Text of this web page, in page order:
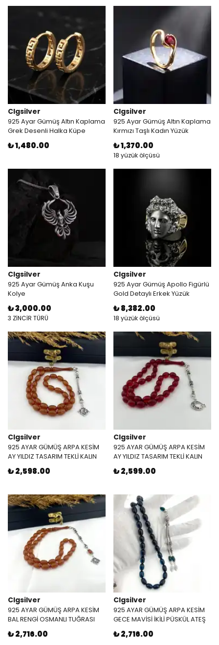
Clgsilver
925 Ayar Gümüş Altın Kaplama
Grek Desenli Halka Küpe
₺ 1,480.00
Clgsilver
925 Ayar Gümüş Altın Kaplama
Kırmızı Taşlı Kadın Yüzük
₺ 1,370.00
18 yüzük ölçüsü
Clgsilver
925 Ayar Gümüş Anka Kuşu
Kolye
₺ 3,000.00
3 ZİNCİR TÜRÜ
Clgsilver
925 Ayar Gümüş Apollo Figürlü
Gold Detaylı Erkek Yüzük
₺ 8,382.00
18 yüzük ölçüsü
Clgsilver
925 AYAR GÜMÜŞ ARPA KESİM
AY YILDIZ TASARIM TEKLİ KALIN
TİLKİ KUYRUĞU PÜSKÜL ATEŞ
KEHRİBAR TESBİH
₺ 2,598.00
Clgsilver
925 AYAR GÜMÜŞ ARPA KESİM
AY YILDIZ TASARIM TEKLİ KALIN
TİLKİ KUYRUĞU PÜSKÜL KIRMIZI
ATEŞ KEHRİBAR TESBİH
₺ 2,599.00
Clgsilver
925 AYAR GÜMÜŞ ARPA KESİM
BAL RENGİ OSMANLI TUĞRASI
TEKLİ PÜSKÜL ATEŞ KEHRİBAR
TESBİH
₺ 2,716.00
Clgsilver
925 AYAR GÜMÜŞ ARPA KESİM
GECE MAVİSİ İKİLİ PÜSKÜL ATEŞ
KEHRİBAR TESBİH
₺ 2,716.00